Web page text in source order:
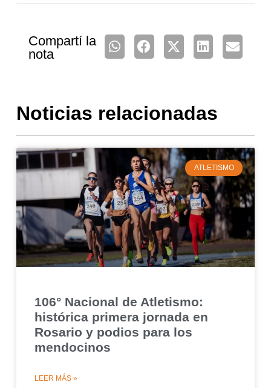
Compartí la
nota
Noticias relacionadas
ATLETISMO
106° Nacional de Atletismo:
histórica primera jornada en
Rosario y podios para los
mendocinos
LEER MÁS »